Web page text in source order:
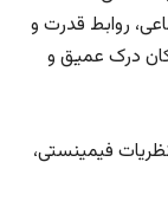
روابط قدرت و
درک عمیق و
فیمینستی،